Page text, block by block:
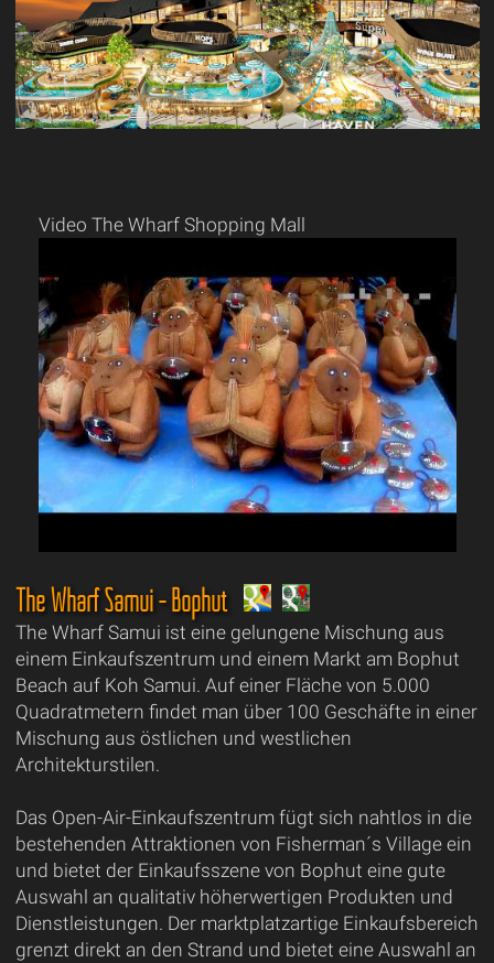
Video The Wharf Shopping Mall
The Wharf Samui - Bophut
The Wharf Samui ist eine gelungene Mischung aus
einem Einkaufszentrum und einem Markt am Bophut
Beach auf Koh Samui. Auf einer Fläche von 5.000
Quadratmetern findet man über 100 Geschäfte in einer
Mischung aus östlichen und westlichen
Architekturstilen.
Das Open-Air-Einkaufszentrum fügt sich nahtlos in die
bestehenden Attraktionen von Fisherman´s Village ein
und bietet der Einkaufsszene von Bophut eine gute
Auswahl an qualitativ höherwertigen Produkten und
Dienstleistungen. Der marktplatzartige Einkaufsbereich
grenzt direkt an den Strand und bietet eine Auswahl an